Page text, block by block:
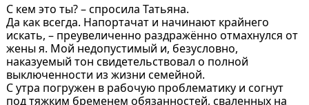
С кем это ты? – спросила Татьяна.
Да как всегда. Напортачат и начинают крайнего
искать, – преувеличенно раздражённо отмахнулся от
жены я. Мой недопустимый и, безусловно,
наказуемый тон свидетельствовал о полной
выключенности из жизни семейной.
С утра погружен в рабочую проблематику и согнут
под тяжким бременем обязанностей, сваленных на